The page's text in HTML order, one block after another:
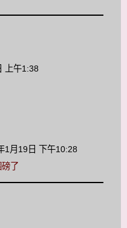
上午1:38
1月19日 下午10:28
了